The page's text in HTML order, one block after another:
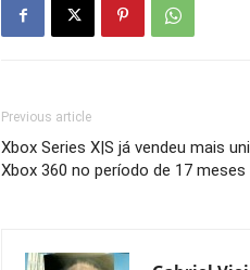
Previous article
Xbox Series X|S já vendeu mais
Xbox 360 no período de 17 meses